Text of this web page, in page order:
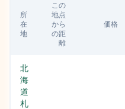
所
在
地
この
地点
から
の距
離
価格
北
海
道
札